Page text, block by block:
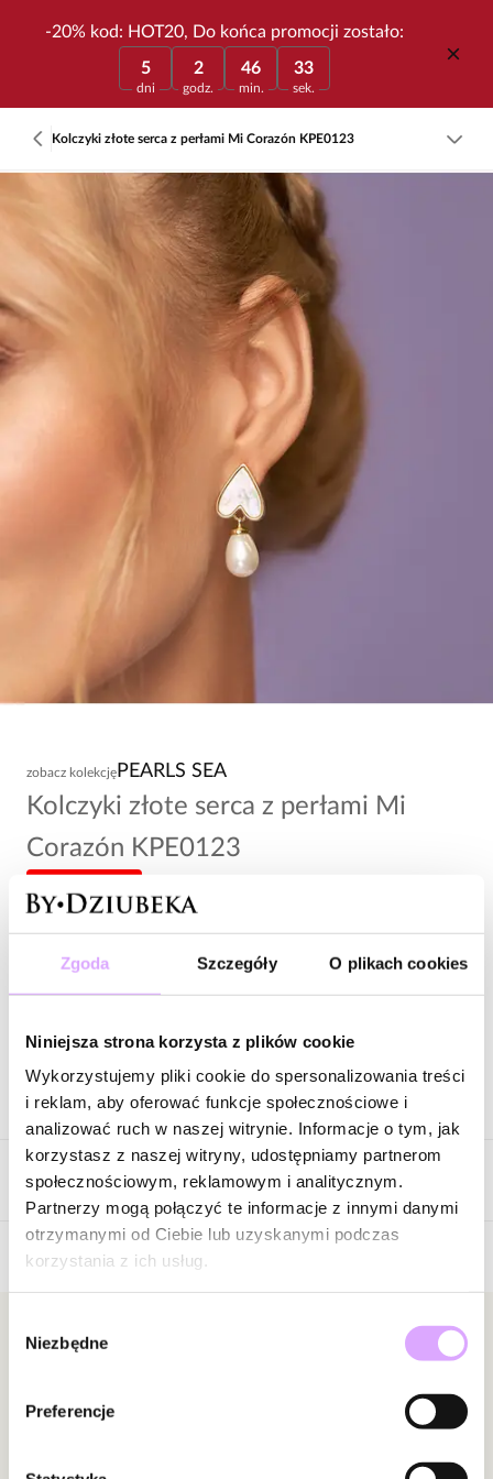
Zgoda Szczegóły O plikach cookies
Niniejsza strona korzysta z plików cookie
Wykorzystujemy pliki cookie do spersonalizowania treści
i reklam, aby oferować funkcje społecznościowe i
analizować ruch w naszej witrynie. Informacje o tym, jak
korzystasz z naszej witryny, udostępniamy partnerom
społecznościowym, reklamowym i analitycznym.
Partnerzy mogą połączyć te informacje z innymi danymi
otrzymanymi od Ciebie lub uzyskanymi podczas
korzystania z ich usług.
zgody
Niezbędne
Preferencje
-20% kod: HOT20, Do końca promocji zostało:
5
dni
2
godz.
46
min.
33
sek.
Kolczyki złote serca z perłami Mi Corazón KPE0123
zobacz kolekcję PEARLS SEA
Kolczyki złote serca z perłami Mi
Corazón KPE0123
108,00 zł
Wysyłka do 2 dni roboczych
Opis produktu
Surowiec: mosiądz.
Kolor surowca: złoty.
Elementy: perły słodkowodne, masa perłowa.
Wielkość kolczyka: 1,46 cm x 3,35 cm.
Rodzaj mocowania: wkrętka.
Opinie
Bądź pierwszą osobą, która podzieli się opinią o tym
Powiadomienie
Newsletter